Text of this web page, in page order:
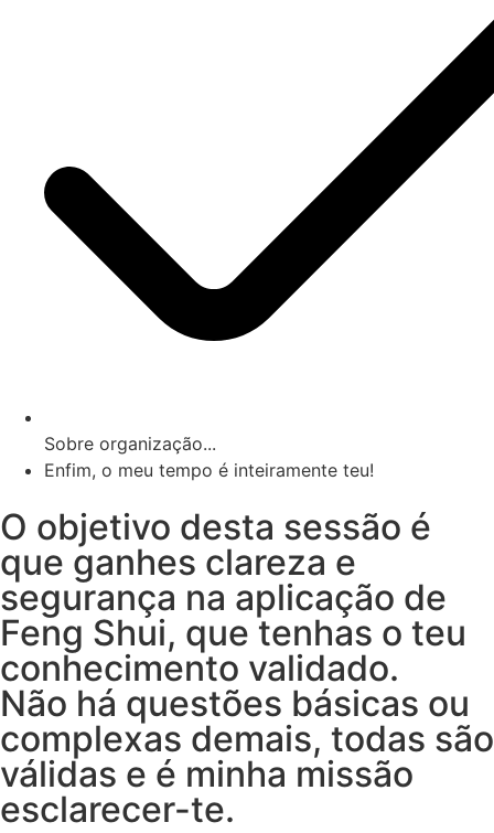
Sobre organização...
Enfim, o meu tempo é inteiramente teu!
O objetivo desta sessão é
que ganhes clareza e
segurança na aplicação de
Feng Shui, que tenhas o teu
conhecimento validado.
Não há questões básicas ou
complexas demais, todas são
válidas e é minha missão
esclarecer-te.